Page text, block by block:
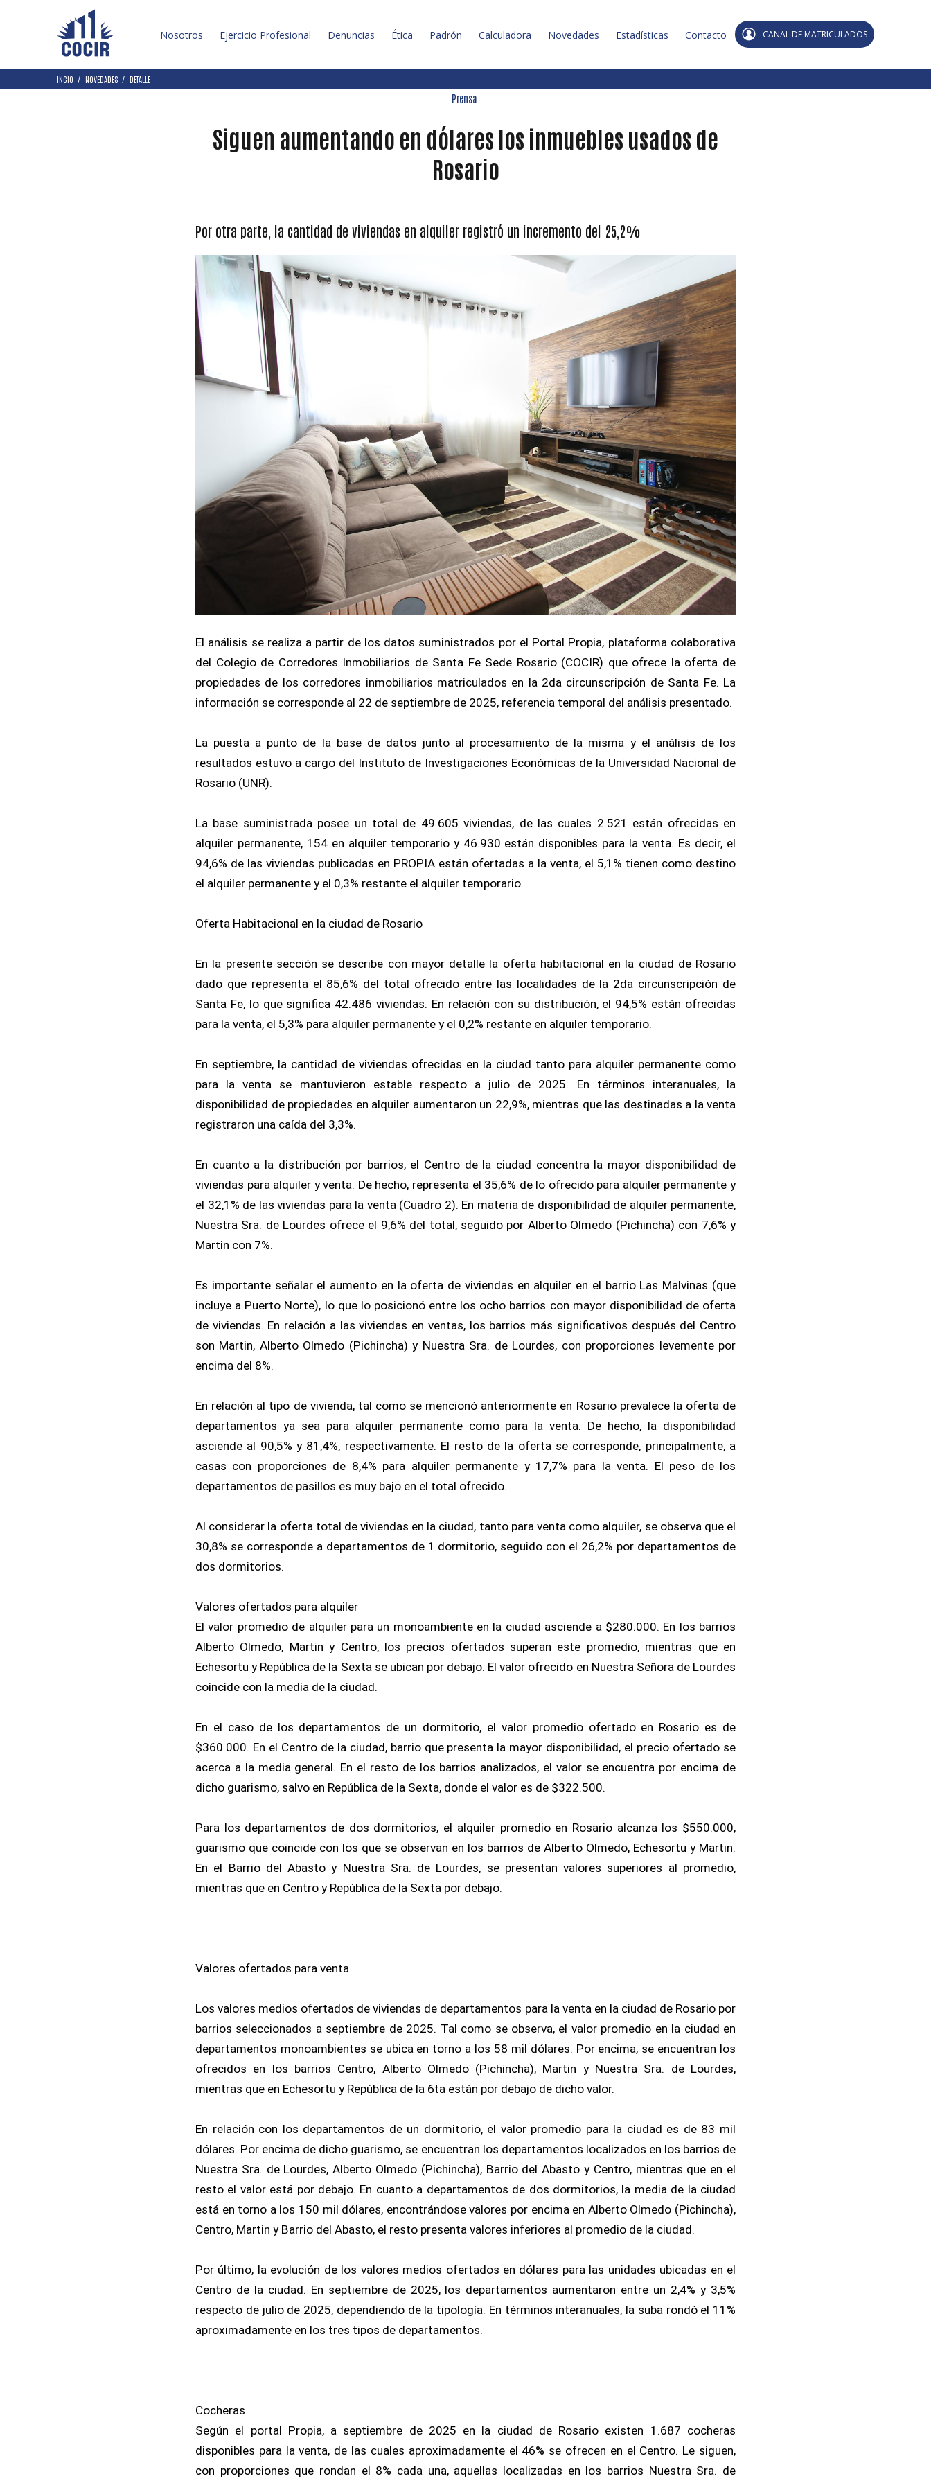
Nosotros Ejercicio Profesional Denuncias Ética Padrón Calculadora Novedades Estadísticas Contacto CANAL DE MATRICULADOS
INCIO NOVEDADES DETALLE
Prensa
Siguen aumentando en dólares los inmuebles usados de
Rosario
Por otra parte, la cantidad de viviendas en alquiler registró un incremento del 25,2%
El análisis se realiza a partir de los datos suministrados por el Portal Propia, plataforma colaborativa
del Colegio de Corredores Inmobiliarios de Santa Fe Sede Rosario (COCIR) que ofrece la oferta de
propiedades de los corredores inmobiliarios matriculados en la 2da circunscripción de Santa Fe. La
información se corresponde al 22 de septiembre de 2025, referencia temporal del análisis presentado.
La puesta a punto de la base de datos junto al procesamiento de la misma y el análisis de los
resultados estuvo a cargo del Instituto de Investigaciones Económicas de la Universidad Nacional de
Rosario (UNR).
La base suministrada posee un total de 49.605 viviendas, de las cuales 2.521 están ofrecidas en
alquiler permanente, 154 en alquiler temporario y 46.930 están disponibles para la venta. Es decir, el
94,6% de las viviendas publicadas en PROPIA están ofertadas a la venta, el 5,1% tienen como destino
el alquiler permanente y el 0,3% restante el alquiler temporario.
Oferta Habitacional en la ciudad de Rosario
En la presente sección se describe con mayor detalle la oferta habitacional en la ciudad de Rosario
dado que representa el 85,6% del total ofrecido entre las localidades de la 2da circunscripción de
Santa Fe, lo que significa 42.486 viviendas. En relación con su distribución, el 94,5% están ofrecidas
para la venta, el 5,3% para alquiler permanente y el 0,2% restante en alquiler temporario.
En septiembre, la cantidad de viviendas ofrecidas en la ciudad tanto para alquiler permanente como
para la venta se mantuvieron estable respecto a julio de 2025. En términos interanuales, la
disponibilidad de propiedades en alquiler aumentaron un 22,9%, mientras que las destinadas a la venta
registraron una caída del 3,3%.
En cuanto a la distribución por barrios, el Centro de la ciudad concentra la mayor disponibilidad de
viviendas para alquiler y venta. De hecho, representa el 35,6% de lo ofrecido para alquiler permanente y
el 32,1% de las viviendas para la venta (Cuadro 2). En materia de disponibilidad de alquiler permanente,
Nuestra Sra. de Lourdes ofrece el 9,6% del total, seguido por Alberto Olmedo (Pichincha) con 7,6% y
Martin con 7%.
Es importante señalar el aumento en la oferta de viviendas en alquiler en el barrio Las Malvinas (que
incluye a Puerto Norte), lo que lo posicionó entre los ocho barrios con mayor disponibilidad de oferta
de viviendas. En relación a las viviendas en ventas, los barrios más significativos después del Centro
son Martin, Alberto Olmedo (Pichincha) y Nuestra Sra. de Lourdes, con proporciones levemente por
encima del 8%.
En relación al tipo de vivienda, tal como se mencionó anteriormente en Rosario prevalece la oferta de
departamentos ya sea para alquiler permanente como para la venta. De hecho, la disponibilidad
asciende al 90,5% y 81,4%, respectivamente. El resto de la oferta se corresponde, principalmente, a
casas con proporciones de 8,4% para alquiler permanente y 17,7% para la venta. El peso de los
departamentos de pasillos es muy bajo en el total ofrecido.
Al considerar la oferta total de viviendas en la ciudad, tanto para venta como alquiler, se observa que el
30,8% se corresponde a departamentos de 1 dormitorio, seguido con el 26,2% por departamentos de
dos dormitorios.
Valores ofertados para alquiler
El valor promedio de alquiler para un monoambiente en la ciudad asciende a $280.000. En los barrios
Alberto Olmedo, Martin y Centro, los precios ofertados superan este promedio, mientras que en
Echesortu y República de la Sexta se ubican por debajo. El valor ofrecido en Nuestra Señora de Lourdes
coincide con la media de la ciudad.
En el caso de los departamentos de un dormitorio, el valor promedio ofertado en Rosario es de
$360.000. En el Centro de la ciudad, barrio que presenta la mayor disponibilidad, el precio ofertado se
acerca a la media general. En el resto de los barrios analizados, el valor se encuentra por encima de
dicho guarismo, salvo en República de la Sexta, donde el valor es de $322.500.
Para los departamentos de dos dormitorios, el alquiler promedio en Rosario alcanza los $550.000,
guarismo que coincide con los que se observan en los barrios de Alberto Olmedo, Echesortu y Martin.
En el Barrio del Abasto y Nuestra Sra. de Lourdes, se presentan valores superiores al promedio,
mientras que en Centro y República de la Sexta por debajo.
Valores ofertados para venta
Los valores medios ofertados de viviendas de departamentos para la venta en la ciudad de Rosario por
barrios seleccionados a septiembre de 2025. Tal como se observa, el valor promedio en la ciudad en
departamentos monoambientes se ubica en torno a los 58 mil dólares. Por encima, se encuentran los
ofrecidos en los barrios Centro, Alberto Olmedo (Pichincha), Martin y Nuestra Sra. de Lourdes,
mientras que en Echesortu y República de la 6ta están por debajo de dicho valor.
En relación con los departamentos de un dormitorio, el valor promedio para la ciudad es de 83 mil
dólares. Por encima de dicho guarismo, se encuentran los departamentos localizados en los barrios de
Nuestra Sra. de Lourdes, Alberto Olmedo (Pichincha), Barrio del Abasto y Centro, mientras que en el
resto el valor está por debajo. En cuanto a departamentos de dos dormitorios, la media de la ciudad
está en torno a los 150 mil dólares, encontrándose valores por encima en Alberto Olmedo (Pichincha),
Centro, Martin y Barrio del Abasto, el resto presenta valores inferiores al promedio de la ciudad.
Por último, la evolución de los valores medios ofertados en dólares para las unidades ubicadas en el
Centro de la ciudad. En septiembre de 2025, los departamentos aumentaron entre un 2,4% y 3,5%
respecto de julio de 2025, dependiendo de la tipología. En términos interanuales, la suba rondó el 11%
aproximadamente en los tres tipos de departamentos.
Cocheras
Según el portal Propia, a septiembre de 2025 en la ciudad de Rosario existen 1.687 cocheras
disponibles para la venta, de las cuales aproximadamente el 46% se ofrecen en el Centro. Le siguen,
con proporciones que rondan el 8% cada una, aquellas localizadas en los barrios Nuestra Sra. de